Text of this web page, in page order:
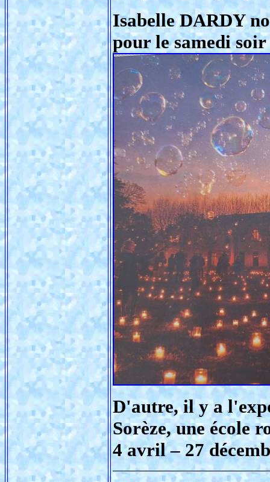
Isabelle DARDY
pour le samedi
D'autre, il y a
Sorèze, une école
4 avril – 27